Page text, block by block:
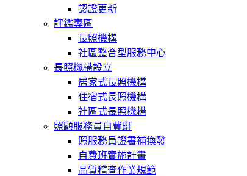
認證更新
評鑑專區
長照機構
社區整合型服務中心
長照機構設立
居家式長照機構
住宿式長照機構
社區式長照機構
照顧服務員自費班
照服務員證書補換發
自費班實施計畫
品質稽查作業規範